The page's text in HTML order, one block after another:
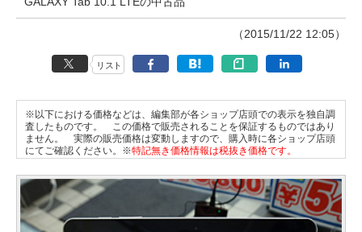
（2015/11/22 12:05）
リスト
※以下における価格などは、編集部が各ショップ店頭での表示を独自調
査したものです。 この価格で販売されることを保証するものではあり
ません。 実際の販売価格は変動しますので、購入時に各ショップ店頭
にてご確認ください。※特記無き価格情報は税抜き価格です。